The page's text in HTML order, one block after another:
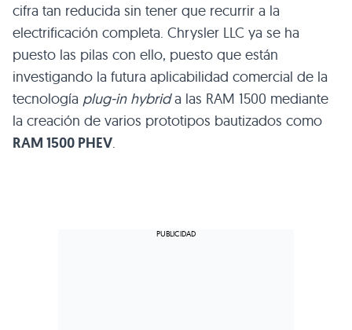
cifra tan reducida sin tener que recurrir a la
electrificación completa. Chrysler LLC ya se ha
puesto las pilas con ello, puesto que están
investigando la futura aplicabilidad comercial de la
tecnología plug-in hybrida las RAM 1500 mediante
la creación de varios prototipos bautizados como
RAM 1500 PHEV.